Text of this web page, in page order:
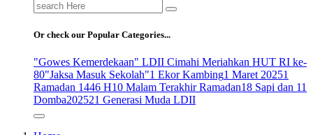
Search
for:
Or check our Popular Categories...
"Gowes Kemerdekaan" LDII Cimahi Meriahkan HUT RI ke-
80"Jaksa Masuk Sekolah"1 Ekor Kambing1 Maret 20251
Ramadan 1446 H10 Malam Terakhir Ramadan18 Sapi dan 11
Domba202521 Generasi Muda LDII